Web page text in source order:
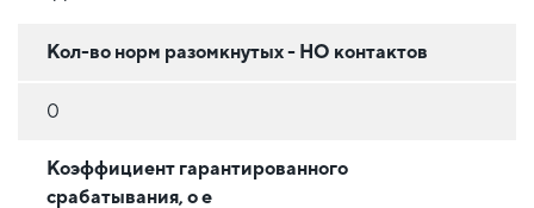
Кол-во норм разомкнутых - НО контактов
0
Коэффициент гарантированного
срабатывания, o e